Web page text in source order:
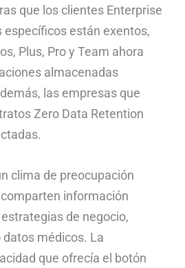
que los clientes Enterprise
específicos están exentos,
Plus, Pro y Team ahora
almacenadas
las empresas que
Zero Data Retention
clima de preocupación
información
de negocio,
médicos. La
que ofrecía el botón